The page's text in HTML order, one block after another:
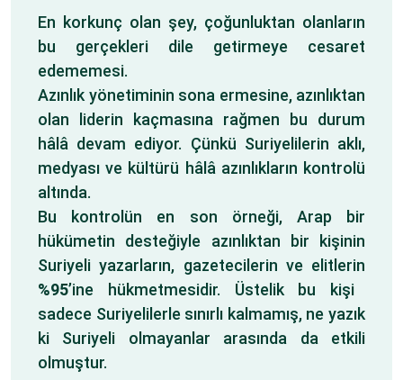
En korkunç olan şey, çoğunluktan olanların
bu gerçekleri dile getirmeye cesaret
edememesi.
Azınlık yönetiminin sona ermesine, azınlıktan
olan liderin kaçmasına rağmen bu durum
hâlâ devam ediyor. Çünkü Suriyelilerin aklı,
medyası ve kültürü hâlâ azınlıkların kontrolü
altında.
Bu kontrolün en son örneği, Arap bir
hükümetin desteğiyle azınlıktan bir kişinin
Suriyeli yazarların, gazetecilerin ve elitlerin
%95’ine hükmetmesidir. Üstelik bu kişi
sadece Suriyelilerle sınırlı kalmamış, ne yazık
ki Suriyeli olmayanlar arasında da etkili
olmuştur.